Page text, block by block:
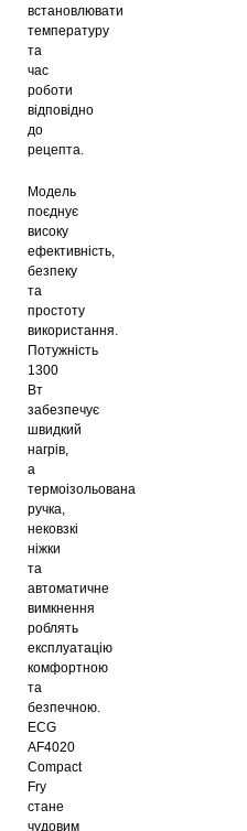
встановлювати
температуру
та
час
роботи
відповідно
до
рецепта.
Модель
поєднує
високу
ефективність,
безпеку
та
простоту
використання.
Потужність
1300
Вт
забезпечує
швидкий
нагрів,
а
термоізольована
ручка,
нековзкі
ніжки
та
автоматичне
вимкнення
роблять
експлуатацію
комфортною
та
безпечною.
ECG
AF4020
Compact
Fry
стане
чудовим